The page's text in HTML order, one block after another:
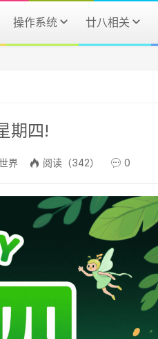
操作系统 廿八相关
期四!
界 阅读（342） 0